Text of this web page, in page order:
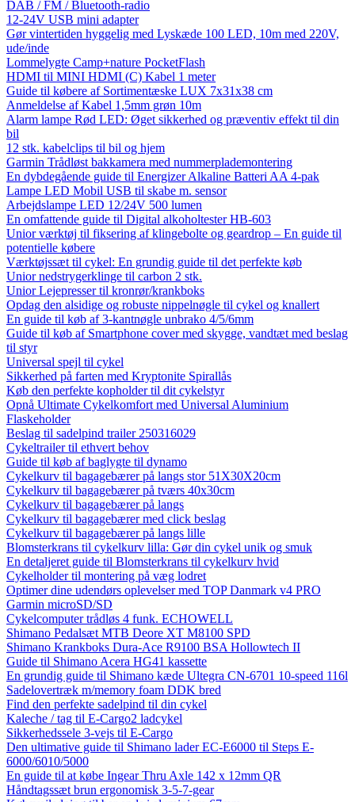
DAB / FM / Bluetooth-radio
12-24V USB mini adapter
Gør vintertiden hyggelig med Lyskæde 100 LED, 10m med 220V,
ude/inde
Lommelygte Camp+nature PocketFlash
HDMI til MINI HDMI (C) Kabel 1 meter
Guide til købere af Sortimentæske LUX 7x31x38 cm
Anmeldelse af Kabel 1,5mm grøn 10m
Alarm lampe Rød LED: Øget sikkerhed og præventiv effekt til din
bil
12 stk. kabelclips til bil og hjem
Garmin Trådløst bakkamera med nummerplademontering
En dybdegående guide til Energizer Alkaline Batteri AA 4-pak
Lampe LED Mobil USB til skabe m. sensor
Arbejdslampe LED 12/24V 500 lumen
En omfattende guide til Digital alkoholtester HB-603
Unior værktøj til fiksering af klingebolte og geardrop – En guide til
potentielle købere
Værktøjssæt til cykel: En grundig guide til det perfekte køb
Unior nedstrygerklinge til carbon 2 stk.
Unior Lejepresser til kronrør/krankboks
Opdag den alsidige og robuste nippelnøgle til cykel og knallert
En guide til køb af 3-kantnøgle unbrako 4/5/6mm
Guide til køb af Smartphone cover med skygge, vandtæt med beslag
til styr
Universal spejl til cykel
Sikkerhed på farten med Kryptonite Spirallås
Køb den perfekte kopholder til dit cykelstyr
Opnå Ultimate Cykelkomfort med Universal Aluminium
Flaskeholder
Beslag til sadelpind trailer 250316029
Cykeltrailer til ethvert behov
Guide til køb af baglygte til dynamo
Cykelkurv til bagagebærer på langs stor 51X30X20cm
Cykelkurv til bagagebærer på tværs 40x30cm
Cykelkurv til bagagebærer på langs
Cykelkurv til bagagebærer med click beslag
Cykelkurv til bagagebærer på langs lille
Blomsterkrans til cykelkurv lilla: Gør din cykel unik og smuk
En detaljeret guide til Blomsterkrans til cykelkurv hvid
Cykelholder til montering på væg lodret
Optimer dine udendørs oplevelser med TOP Danmark v4 PRO
Garmin microSD/SD
Cykelcomputer trådløs 4 funk. ECHOWELL
Shimano Pedalsæt MTB Deore XT M8100 SPD
Shimano Krankboks Dura-Ace R9100 BSA Hollowtech II
Guide til Shimano Acera HG41 kassette
En grundig guide til Shimano kæde Ultegra CN-6701 10-speed 116l
Sadelovertræk m/memory foam DDK bred
Find den perfekte sadelpind til din cykel
Kaleche / tag til E-Cargo2 ladcykel
Sikkerhedssele 3-vejs til E-Cargo
Den ultimative guide til Shimano lader EC-E6000 til Steps E-
6000/6010/5000
En guide til at købe Ingear Thru Axle 142 x 12mm QR
Håndtagssæt brun ergonomisk 3-5-7-gear